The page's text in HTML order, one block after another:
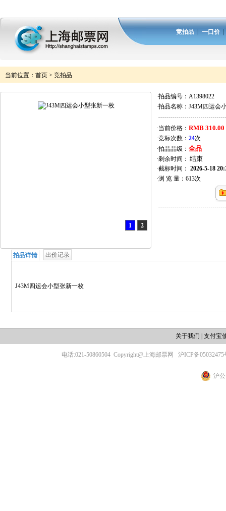
竞拍品 一口价
当前位置： 首页 > 竞拍品
2
1
·拍品编号： A1398022
·拍品名称： J43M四运会
·当前价格： RMB 310.00
·竞标次数： 24次
·拍品品级： 全品
·剩余时间：
·截标时间： 2026-5-18
·浏 览 量： 613次
拍品详情 出价记录
J43M四运会小型张新一枚
关于我们 支付宝
电话:021-50860504 Copyright@上海邮票网 沪ICP备05032475
沪公